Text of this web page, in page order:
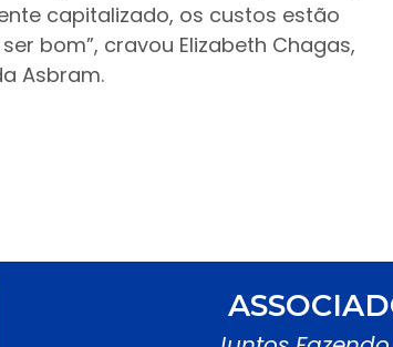
capitalizado, os custos estão
bom”, cravou Elizabeth Chagas,
Asbram.